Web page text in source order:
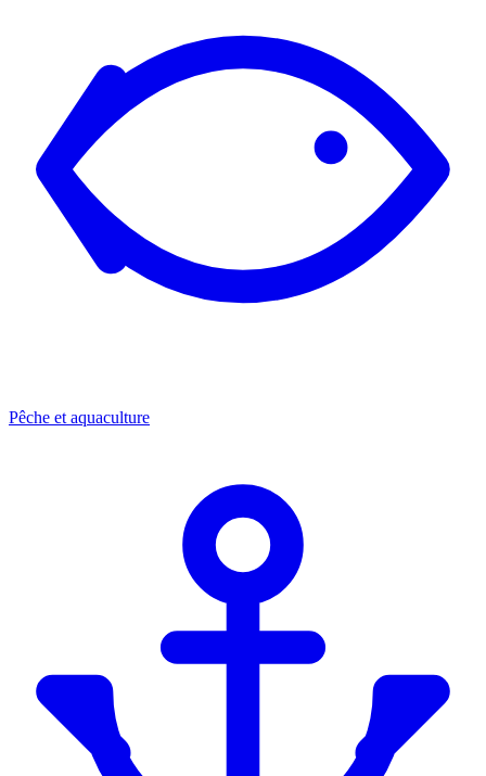
Pêche et aquaculture